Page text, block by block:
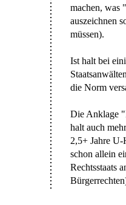
machen, was
auszeichnen
müssen).
Ist halt bei
die Norm
Die Anklage
halt auch
2,5+ Jahre
schon allein
Rechtsstaats